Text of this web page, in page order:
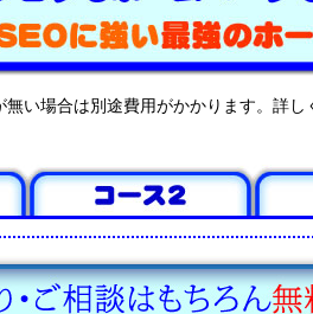
い場合は別途費用がかかります。詳し